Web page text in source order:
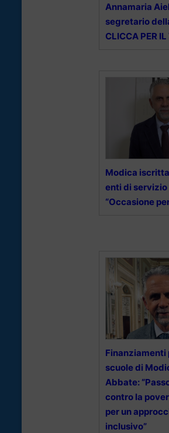
Annamaria
segretario
CLICCA PER IL
Modica
enti di
“Occasione
Finanziamenti
scuole di
Abbate:
contro la
per un
inclusivo”